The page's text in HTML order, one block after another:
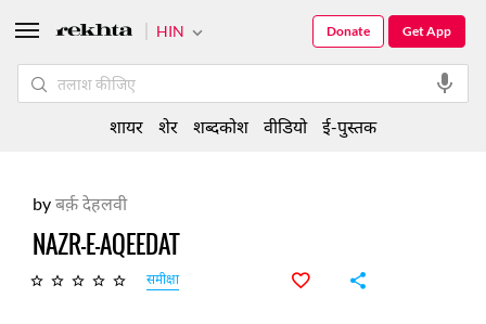
byबर्क़ देहलवी
NAZR-E-AQEEDAT
समीक्षा
HIN Get App
Donate
शायर शेर शब्दकोश वीडियो ई-पुस्तक